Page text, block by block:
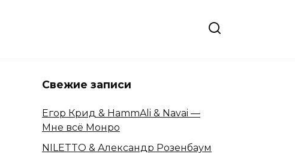
Свежие записи
Егор Крид & HammAli & Navai —
Мне всё Монро
NILETTO & Александр Розенбаум